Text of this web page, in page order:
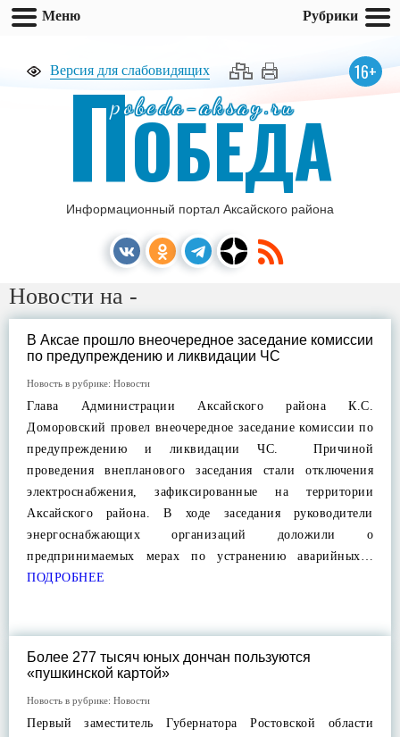
Версия для слабовидящих 16+
pobeda-aksay.ru
ПОБЕДА
Информационный портал Аксайского района
Новости на -
В Аксае прошло внеочередное заседание комиссии
по предупреждению и ликвидации ЧС
Новость в рубрике: Новости
Глава Администрации Аксайского района К.С.
Доморовский провел внеочередное заседание комиссии по
предупреждению и ликвидации ЧС. Причиной
проведения внепланового заседания стали отключения
электроснабжения, зафиксированные на территории
Аксайского района. В ходе заседания руководители
энергоснабжающих организаций доложили о
предпринимаемых мерах по устранению аварийных…
ПОДРОБНЕЕ
Более 277 тысяч юных дончан пользуются
«пушкинской картой»
Новость в рубрике: Новости
Первый заместитель Губернатора Ростовской области
Меню Рубрики